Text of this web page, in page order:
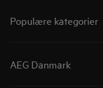
Populære kategorier
AEG Danmark